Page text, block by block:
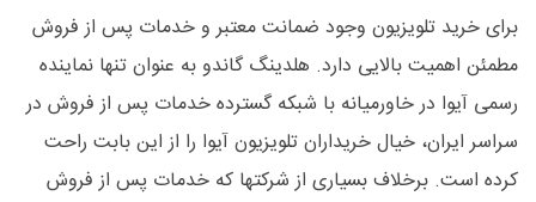
برای خرید تلویزیون وجود ضمانت معتبر و خدمات پس از فروش
مطمئن اهمیت بالایی دارد. هلدینگ گاندو به عنوان تنها نماینده
رسمی آیوا در خاورمیانه با شبکه گسترده خدمات پس از فروش در
سراسر ایران، خیال خریداران تلویزیون آیوا را از این بابت راحت
کرده است. برخلاف بسیاری از شرکتها که خدمات پس از فروش